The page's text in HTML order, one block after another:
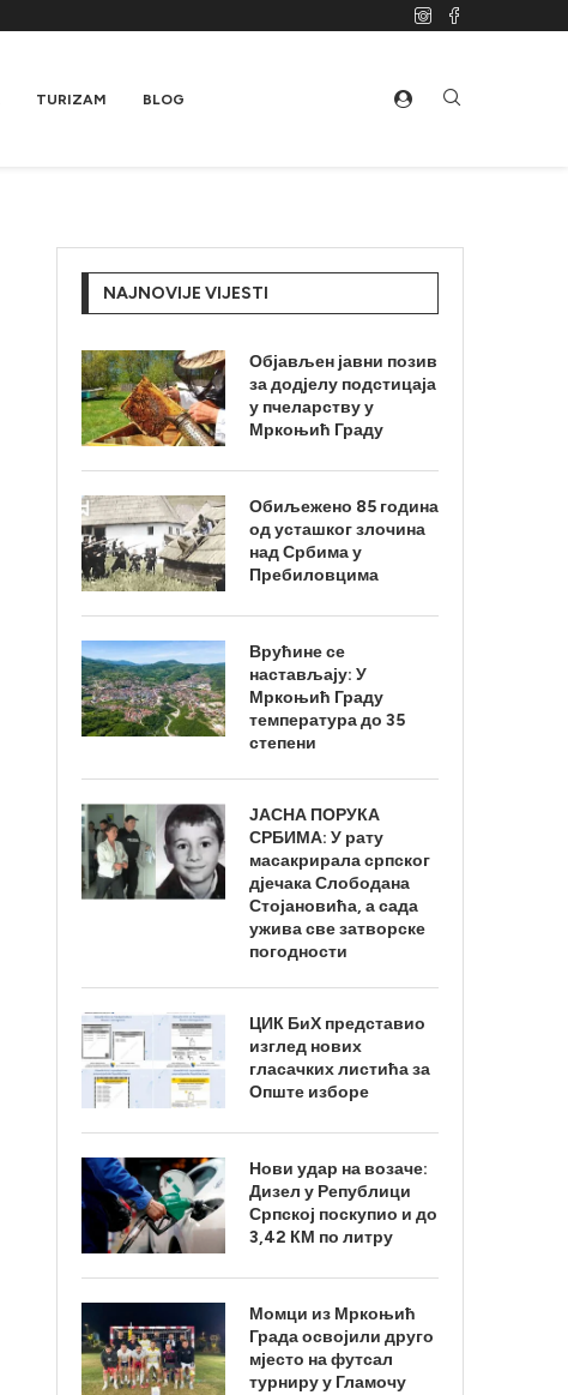
TURIZAM BLOG
NAJNOVIJE VIJESTI
Објављен јавни позив
за додјелу подстицаја
у пчеларству у
Мркоњић Граду
Обиљежено 85 година
од усташког злочина
над Србима у
Пребиловцима
Врућине се
настављају: У
Мркоњић Граду
температура до 35
степени
ЈАСНА ПОРУКА
СРБИМА: У рату
масакрирала српског
дјечака Слободана
Стојановића, а сада
ужива све затворске
погодности
ЦИК БиХ представио
изглед нових
гласачких листића за
Опште изборе
Нови удар на возаче:
Дизел у Републици
Српској поскупио и до
3,42 КМ по литру
Момци из Мркоњић
Града освојили друго
мјесто на футсал
турниру у Гламочу